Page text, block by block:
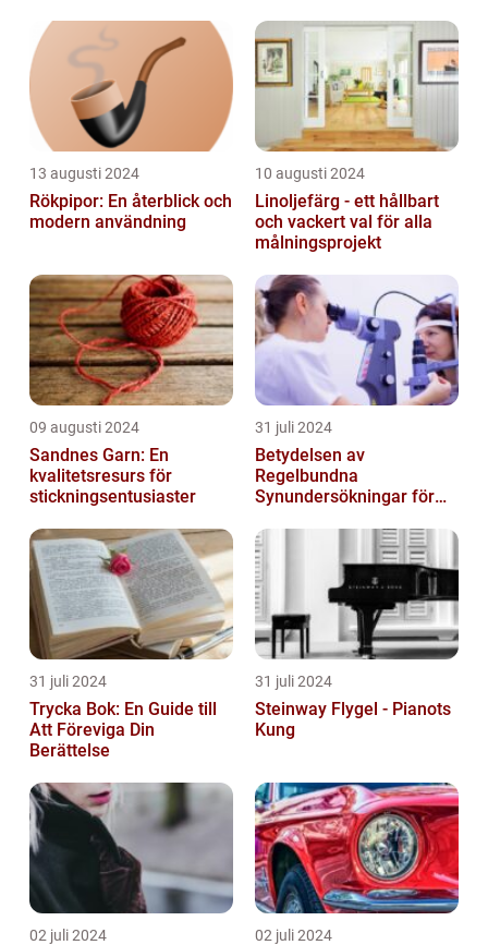
13 augusti 2024
Rökpipor: En återblick och
modern användning
10 augusti 2024
Linoljefärg - ett hållbart
och vackert val för alla
målningsprojekt
09 augusti 2024
Sandnes Garn: En
kvalitetsresurs för
stickningsentusiaster
31 juli 2024
Betydelsen av
Regelbundna
Synundersökningar för
31 juli 2024
Trycka Bok: En Guide till
Att Föreviga Din
Berättelse
31 juli 2024
Steinway Flygel - Pianots
Kung
02 juli 2024 02 juli 2024